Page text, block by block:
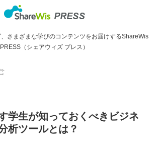
さまざまな学びのコンテンツをお届けするShareWis
PRESS（シェアウィズ プレス）
学生が知っておくべきビジネ
析ツールとは？